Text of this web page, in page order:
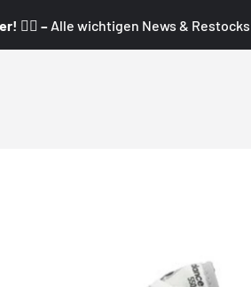
👇🏼 – Alle wichtigen News &